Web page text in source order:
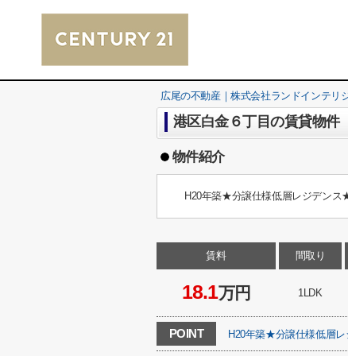
広尾の不動産｜株式会社ランドインテリ
港区白金６丁目の賃貸物件
物件紹介
H20年築★分譲仕様低層レジデン
賃料
18.1万円
間取り
1LDK
POINT H20年築★分譲仕様低層